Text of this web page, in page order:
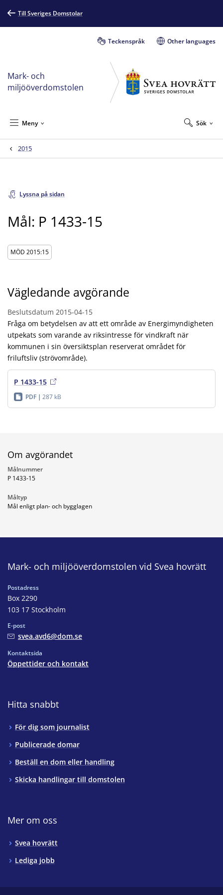
Till Sveriges Domstolar
Teckenspråk Other languages
Mark- och
miljööverdomstolen
Sök
Meny
2015
Lyssna på sidan
Mål: P 1433-15
MÖD 2015:15
Vägledande avgörande
Beslutsdatum 2015-04-15
Fråga om betydelsen av att ett område av Energimyndigheten
utpekats som varande av riksintresse för vindkraft när
kommunen i sin översiktsplan reserverat området för
friluftsliv (strövområde).
P 1433-15
PDF 287 kB
Om avgörandet
Målnummer
P 1433-15
Måltyp
Mål enligt plan- och bygglagen
Mark- och miljööverdomstolen vid Svea hovrätt
Postadress
Box 2290
103 17 Stockholm
E-post
svea.avd6@dom.se
Kontaktsida
Öppettider och kontakt
Hitta snabbt
För dig som journalist
Publicerade domar
Beställ en dom eller handling
Skicka handlingar till domstolen
Mer om oss
Svea hovrätt
Lediga jobb